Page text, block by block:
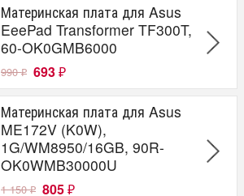
Материнская плата для Asus
EeePad Transformer TF300T,
60-OK0GMB6000
990₽ 693 ₽
Материнская плата для Asus
ME172V (K0W),
1G/WM8950/16GB, 90R-
OK0WMB30000U
1 150₽ 805 ₽